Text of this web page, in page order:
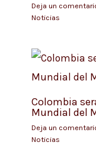
Deja un
Noticias
Colombia
Mundial del
Deja un
Noticias